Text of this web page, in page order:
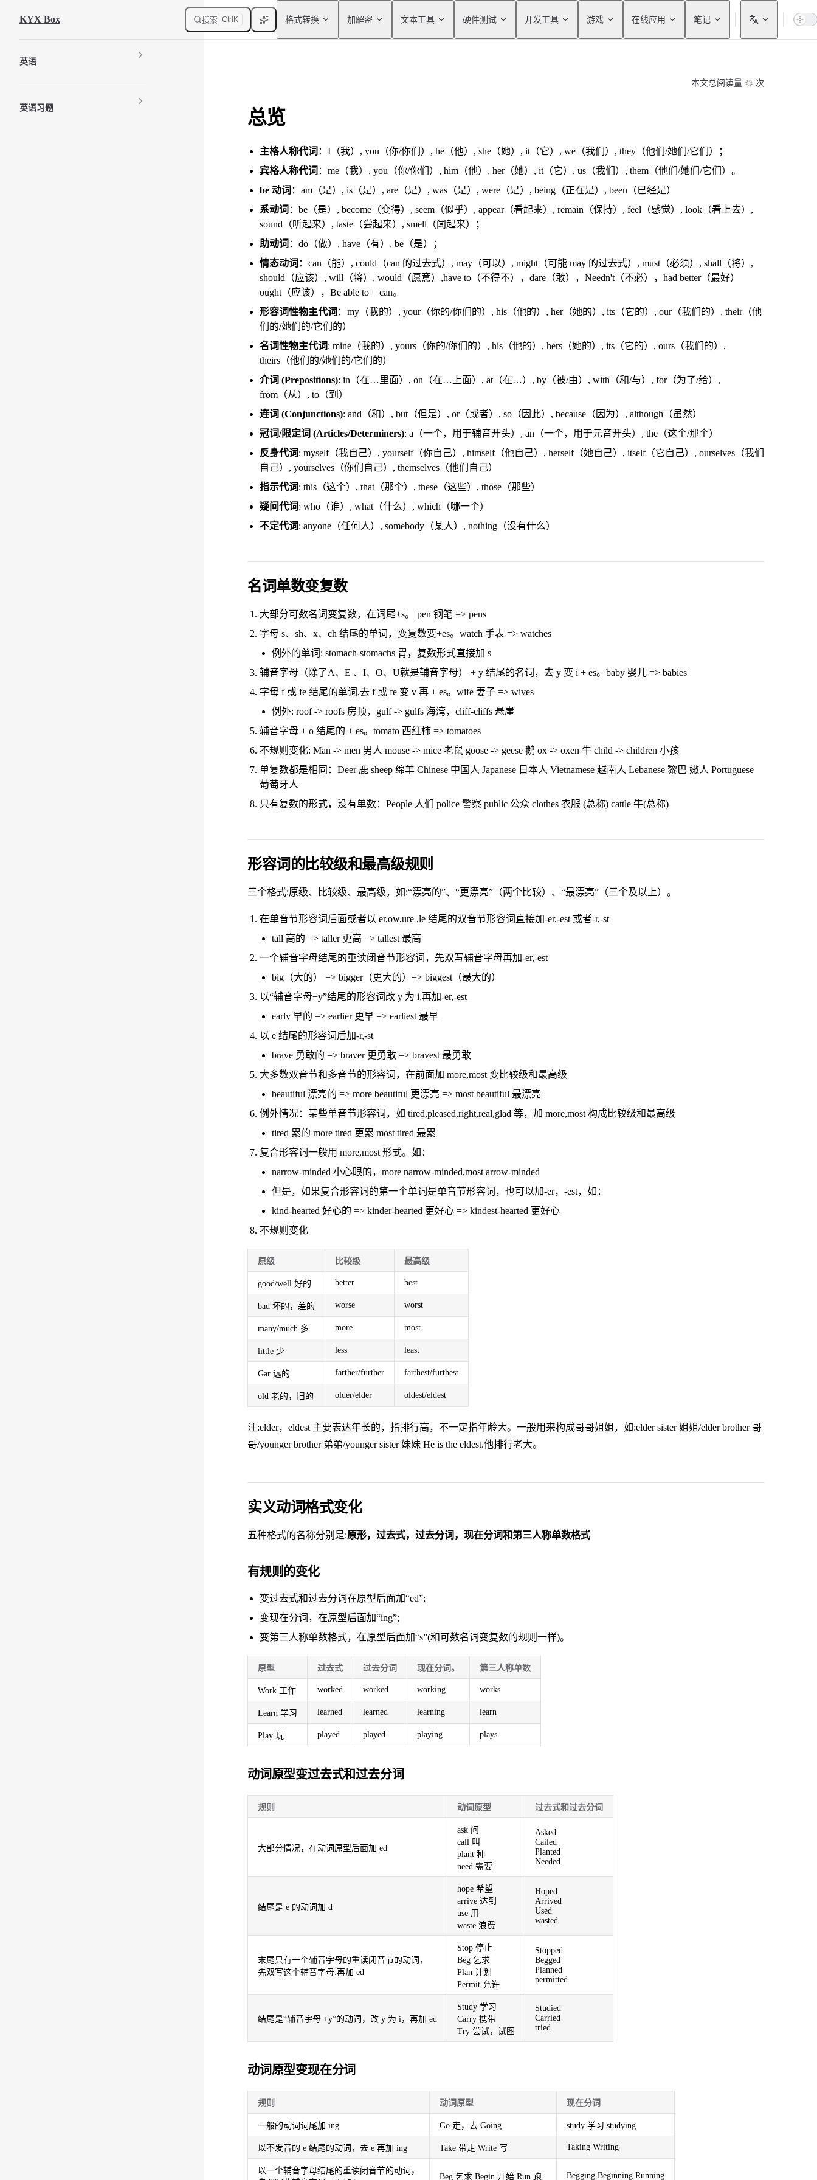
Skip to content
KYX Box 搜索 Ctrl K
Main Navigation
格式转换 加解密 文本工具 硬件测试 开发工具 游戏 在线应用 笔记
英语
英语习题
本文总阅读量 次
总览
主格人称代词 ：I（我）, you（你/你们）, he（他）, she（她）, it（它）, we（我们）, they（他们/她们/它们）；
宾格人称代词 ：me（我）, you（你/你们）, him（他）, her（她）, it（它）, us（我们）, them（他们/她们/它们）。
be 动词 ：am（是）, is（是）, are（是）, was（是）, were（是）, being（正在是）, been（已经是）
系动词 ：be（是）, become（变得）, seem（似乎）, appear（看起来）, remain（保持）, feel（感觉）, look（看上去）,
sound（听起来）, taste（尝起来）, smell（闻起来）；
助动词 ：do（做）, have（有）, be（是）；
情态动词 ：can（能）, could（can 的过去式）, may（可以）, might（可能 may 的过去式）, must（必须）, shall（将）,
should（应该）, will（将）, would（愿意）,have to（不得不），dare（敢），Needn't（不必），had better（最好）
ought（应该），Be able to = can。
形容词性物主代词 ：my（我的）, your（你的/你们的）, his（他的）, her（她的）, its（它的）, our（我们的）, their（他
们的/她们的/它们的）
名词性物主代词: mine（我的）, yours（你的/你们的）, his（他的）, hers（她的）, its（它的）, ours（我们的）,
theirs（他们的/她们的/它们的）
介词 (Prepositions): in（在…里面）, on（在…上面）, at（在…）, by（被/由）, with（和/与）, for（为了/给）,
from（从）, to（到）
连词 (Conjunctions): and（和）, but（但是）, or（或者）, so（因此）, because（因为）, although（虽然）
冠词/限定词 (Articles/Determiners): a（一个，用于辅音开头）, an（一个，用于元音开头）, the（这个/那个）
反身代词: myself（我自己）, yourself（你自己）, himself（他自己）, herself（她自己）, itself（它自己）, ourselves（我们
自己）, yourselves（你们自己）, themselves（他们自己）
指示代词: this（这个）, that（那个）, these（这些）, those（那些）
疑问代词: who（谁）, what（什么）, which（哪一个）
不定代词: anyone（任何人）, somebody（某人）, nothing（没有什么）
名词单数变复数
大部分可数名词变复数，在词尾+s。 pen 钢笔 => pens
字母 s、sh、x、ch 结尾的单词，变复数要+es。watch 手表 => watches
例外的单词: stomach-stomachs 胃，复数形式直接加 s
辅音字母（除了A、E 、I、O、U就是辅音字母） + y 结尾的名词，去 y 变 i + es。baby 婴儿 => babies
字母 f 或 fe 结尾的单词,去 f 或 fe 变 v 再 + es。wife 妻子 => wives
例外: roof -> roofs 房顶，gulf -> gulfs 海湾，cliff-cliffs 悬崖
辅音字母 + o 结尾的 + es。tomato 西红柿 => tomatoes
不规则变化: Man -> men 男人 mouse -> mice 老鼠 goose -> geese 鹅 ox -> oxen 牛 child -> children 小孩
单复数都是相同：Deer 鹿 sheep 绵羊 Chinese 中国人 Japanese 日本人 Vietnamese 越南人 Lebanese 黎巴 嫩人 Portuguese
葡萄牙人
只有复数的形式，没有单数：People 人们 police 警察 public 公众 clothes 衣服 (总称) cattle 牛(总称)
形容词的比较级和最高级规则
三个格式:原级、比较级、最高级，如:“漂亮的”、“更漂亮”（两个比较）、“最漂亮”（三个及以上）。
在单音节形容词后面或者以 er,ow,ure ,le 结尾的双音节形容词直接加-er,-est 或者-r,-st
tall 高的 => taller 更高 => tallest 最高
一个辅音字母结尾的重读闭音节形容词，先双写辅音字母再加-er,-est
big（大的） => bigger（更大的）=> biggest（最大的）
以“辅音字母+y”结尾的形容词改 y 为 i,再加-er,-est
early 早的 => earlier 更早 => earliest 最早
以 e 结尾的形容词后加-r,-st
brave 勇敢的 => braver 更勇敢 => bravest 最勇敢
大多数双音节和多音节的形容词，在前面加 more,most 变比较级和最高级
beautiful 漂亮的 => more beautiful 更漂亮 => most beautiful 最漂亮
例外情况：某些单音节形容词，如 tired,pleased,right,real,glad 等，加 more,most 构成比较级和最高级
tired 累的 more tired 更累 most tired 最累
复合形容词一般用 more,most 形式。如：
narrow-minded 小心眼的，more narrow-minded,most arrow-minded
但是，如果复合形容词的第一个单词是单音节形容词，也可以加-er，-est，如：
kind-hearted 好心的 => kinder-hearted 更好心 => kindest-hearted 更好心
不规则变化
原级 比较级 最高级
good/well 好的 better best
bad 坏的，差的 worse worst
many/much 多 more most
little 少 less least
Gar 远的 farther/further farthest/furthest
old 老的，旧的 older/elder oldest/eldest
注:elder，eldest 主要表达年长的，指排行高，不一定指年龄大。一般用来构成哥哥姐姐，如:elder sister 姐姐/elder brother 哥
哥/younger brother 弟弟/younger sister 妹妹 He is the eldest.他排行老大。
实义动词格式变化
五种格式的名称分别是:原形，过去式，过去分词，现在分词和第三人称单数格式
有规则的变化
变过去式和过去分词在原型后面加“ed”;
变现在分词，在原型后面加“ing”;
变第三人称单数格式，在原型后面加“s”(和可数名词变复数的规则一样)。
原型 过去式 过去分词 现在分词。 第三人称单数
Work 工作 worked worked working works
Learn 学习 learned learned learning learn
Play 玩 played played playing plays
动词原型变过去式和过去分词
规则 动词原型 过去式和过去分词
大部分情况，在动词原型后面加 ed
ask 问
call 叫
plant 种
need 需要
Asked
Cailed
Planted
Needed
结尾是 e 的动词加 d
hope 希望
arrive 达到
use 用
waste 浪费
Hoped
Arrived
Used
wasted
末尾只有一个辅音字母的重读闭音节的动词，
先双写这个辅音字母:再加 ed
Stop 停止
Beg 乞求
Plan 计划
Permit 允许
Stopped
Begged
Planned
permitted
结尾是“辅音字母 +y”的动词，改 y 为 i，再加 ed
Study 学习
Carry 携带
Try 尝试，试图
Studied
Carried
tried
动词原型变现在分词
规则 动词原型 现在分词
一般的动词词尾加 ing Go 走，去 Going study 学习 studying
以不发音的 e 结尾的动词，去 e 再加 ing Take 带走 Write 写 Taking Writing
以一个辅音字母结尾的重读闭音节的动词，
Beg 乞求 Begin 开始 Run 跑 Begging Beginning Running